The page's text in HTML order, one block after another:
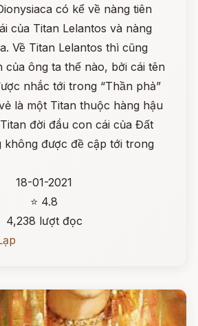
có kể về nàng tiên
của Titan Lelantos và nàng
Về Titan Lelantos thì cũng
của ông ta thế nào, bởi cái tên
nhắc tới trong “Thần phả”
là một Titan thuộc hàng hậu
đời đầu con cái của Đất
không được đề cập tới trong
18-01-2021
⭐ 4.8
4,238 lượt đọc